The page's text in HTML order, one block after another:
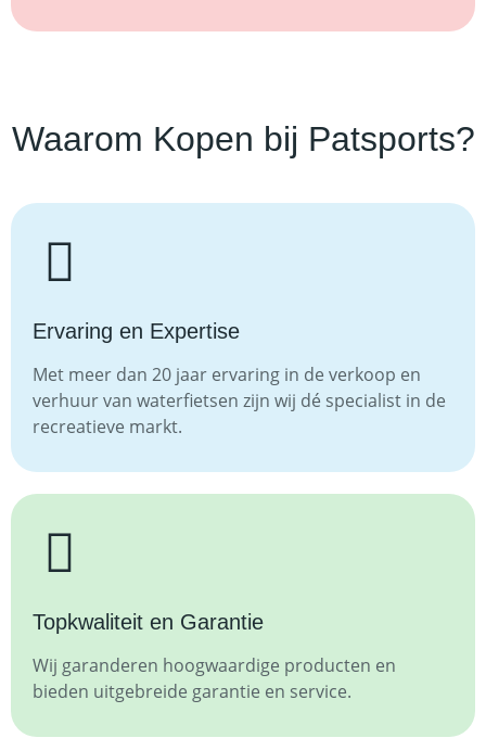
Waarom Kopen bij Patsports?
Ervaring en Expertise
Met meer dan 20 jaar ervaring in de verkoop en
verhuur van waterfietsen zijn wij dé specialist in de
recreatieve markt.
Topkwaliteit en Garantie
Wij garanderen hoogwaardige producten en
bieden uitgebreide garantie en service.